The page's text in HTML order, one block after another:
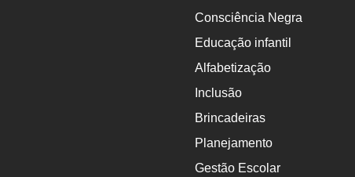
Consciência Negra
Educação infantil
Alfabetização
Inclusão
Brincadeiras
Planejamento
Gestão Escolar